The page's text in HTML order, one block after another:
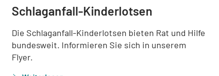
Schlaganfall-Kinderlotsen
Die Schlaganfall-Kinderlotsen bieten Rat und Hilfe
bundesweit. Informieren Sie sich in unserem
Flyer.